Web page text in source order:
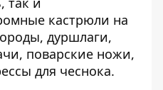
кастрюли на
дуршлаги,
поварские ножи,
для чеснока.